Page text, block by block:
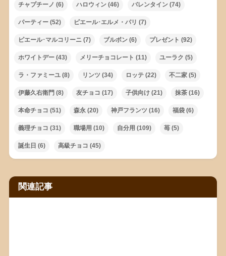
チャプチーノ (6) ハロウィン(46) バレンタイン(74)
パーティー(52) ピエール･エルメ・パリ (7)
ピエール･マルコリーニ (7) ブルボン(6) プレゼント (92)
ホワイトデー(43) メリーチョコレート (11) ユーラク (5)
ラ・ファミーユ(8) リンツ (34) ロッテ(22) 不二家(5)
伊藤久右衛門 (8) 友チョコ (17) 子供向け(21) 抹茶(16)
本命チョコ (51) 森永 (20) 神戸フランツ (16) 福袋(6)
義理チョコ (31) 職場用 (10) 自分用 (109) 苺(5)
誕生日 (6) 高級チョコ (45)
関連記事